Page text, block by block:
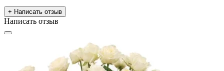
+ Написать отзыв
Написать отзыв